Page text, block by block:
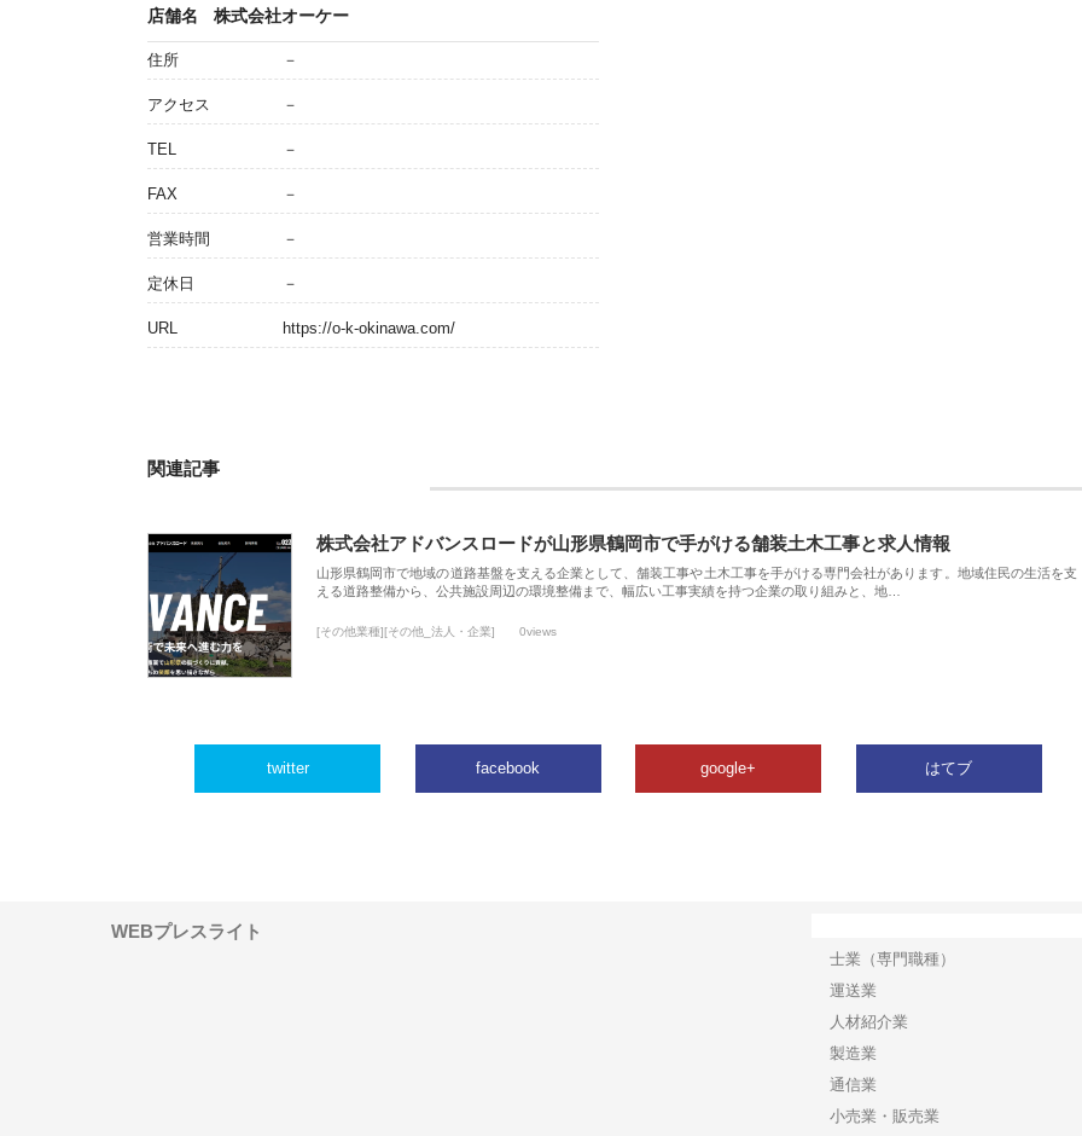
店舗名 株式会社オーケー
住所 －
アクセス －
TEL －
FAX －
営業時間 －
定休日 －
URL https://o-k-okinawa.com/
関連記事
株式会社アドバンスロードが山形県鶴岡市で手がける舗装土木工事と求人情報
山形県鶴岡市で地域の道路基盤を支える企業として、舗装工事や土木工事を手がける専門会社があります。地域住民の生活を支
える道路整備から、公共施設周辺の環境整備まで、幅広い工事実績を持つ企業の取り組みと、地…
[その他業種][その他_法人・企業] 0views
twitter facebook google+ はてブ
WEBプレスライト
士業（専門職種）
運送業
人材紹介業
製造業
通信業
小売業・販売業